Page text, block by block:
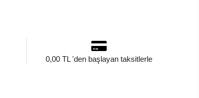
0,00 TL 'den başlayan taksitlerle